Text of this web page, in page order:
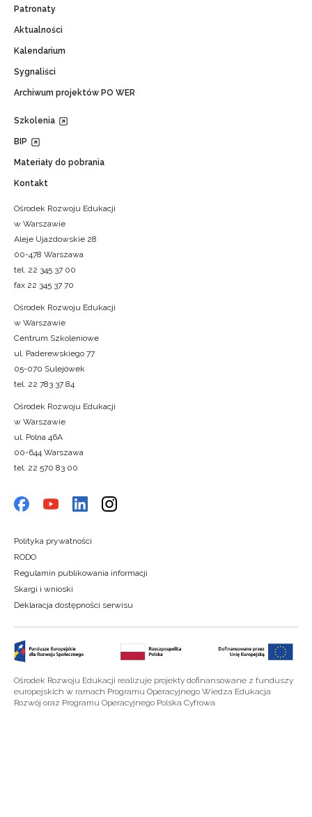
Patronaty
Aktualności
Kalendarium
Sygnaliści
Archiwum projektów PO WER
Szkolenia
BIP
Materiały do pobrania
Kontakt
Ośrodek Rozwoju Edukacji
w Warszawie
Aleje Ujazdowskie 28
00-478 Warszawa
tel. 22 345 37 00
fax 22 345 37 70
Ośrodek Rozwoju Edukacji
w Warszawie
Centrum Szkoleniowe
ul. Paderewskiego 77
05-070 Sulejówek
tel. 22 783 37 84
Ośrodek Rozwoju Edukacji
w Warszawie
ul. Polna 46A
00-644 Warszawa
tel. 22 570 83 00
Polityka prywatności
RODO
Regulamin publikowania informacji
Skargi i wnioski
Deklaracja dostępności serwisu
Ośrodek Rozwoju Edukacji realizuje projekty dofinansowane z funduszy
europejskich w ramach Programu Operacyjnego Wiedza Edukacja
Rozwój oraz Programu Operacyjnego Polska Cyfrowa